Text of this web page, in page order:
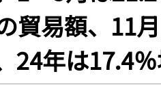
貿易額、11
24年は17.4